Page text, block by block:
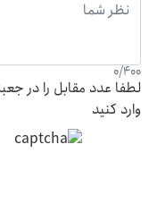
0/400
لطفا عدد مقابل را در
وارد کنید